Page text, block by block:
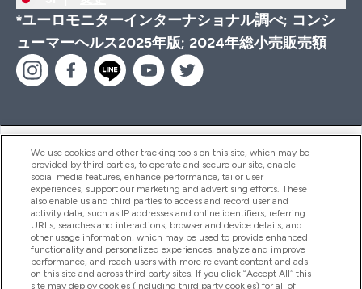
*ユーロモニターインターナショナル調べ; コンシ
ューマーヘルス2025年版; 2024年総小売販売額
ヘルプ＆ガイド
商品について
会社概要
We use cookies and other tracking tools on this site, which may be
provided by third parties, to operate and secure our site, enable
social media features, enhance performance, tailor user
experiences, support our marketing and advertising efforts. These
also enable us and third parties to access and record user and
activity data, such as IP addresses and online identifiers, referring
URLs, searches and interactions, browser and device details, and
other usage information, which may be used to provide enhanced
functionality and personalized experiences, analyze and improve
performance, and reach users with more relevant content and ads
on this site and across third party sites. If you click “Accept All” this
site may deploy cookies (including third party cookies) for all of